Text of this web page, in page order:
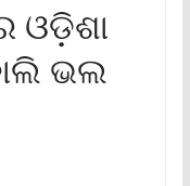
ଓଡ଼ିଶା
ଭଲ